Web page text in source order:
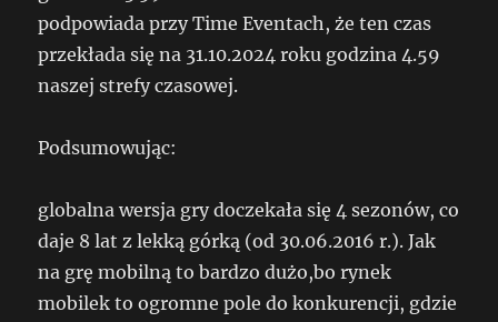
podpowiada przy Time Eventach, że ten czas
przekłada się na 31.10.2024 roku godzina 4.59
naszej strefy czasowej.
Podsumowując:
globalna wersja gry doczekała się 4 sezonów, co
daje 8 lat z lekką górką (od 30.06.2016 r.). Jak
na grę mobilną to bardzo dużo,bo rynek
mobilek to ogromne pole do konkurencji, gdzie